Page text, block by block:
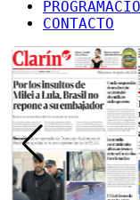
CONTACTO